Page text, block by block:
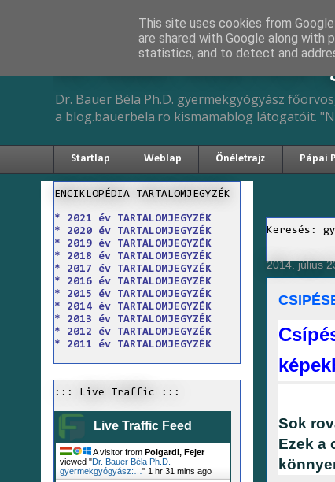
Dr. Bauer Béla Ph.D.
Dr. Bauer Béla Ph.D. gyermekgyógyász
a blog.bauerbela.ro kismamablog látogatóit.
Startlap Weblap Önéletrajz Pápai
Keresés:
2014. július
Sok
Ezek a
ENCIKLOPÉDIA TARTALOMJEGYZÉK
* 2021 év TARTALOMJEGYZÉK
* 2020 év TARTALOMJEGYZÉK
* 2019 év TARTALOMJEGYZÉK
* 2018 év TARTALOMJEGYZÉK
* 2017 év TARTALOMJEGYZÉK
* 2016 év TARTALOMJEGYZÉK
* 2015 év TARTALOMJEGYZÉK
* 2014 év TARTALOMJEGYZÉK
* 2013 év TARTALOMJEGYZÉK
* 2012 év TARTALOMJEGYZÉK
* 2011 év TARTALOMJEGYZÉK
::: Live Traffic :::
Live Traffic Feed
A visitor from Polgardi, Fejer
viewed "Dr. Bauer Béla Ph.D.
gyermekgyógyász:… " 1 hr 31 mins ago
This site uses cookies from
are shared with Google along with
statistics, and to detect and